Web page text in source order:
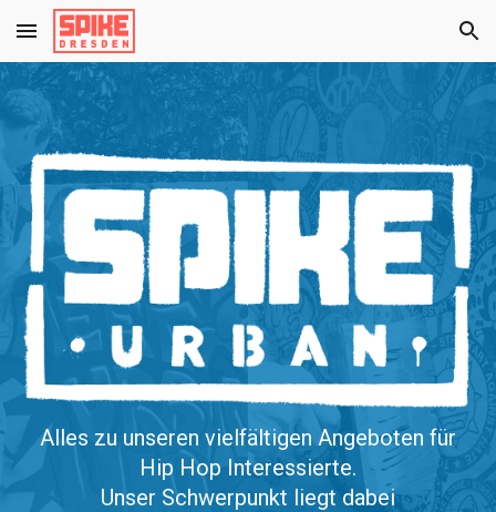
Skip to main content Skip to navigation
Alles zu unseren vielfältigen Angeboten für
Hip Hop Interessierte.
Unser Schwerpunkt liegt dabei